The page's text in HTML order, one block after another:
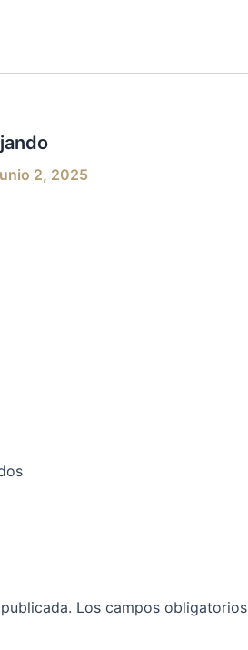
2, 2025
Los campos